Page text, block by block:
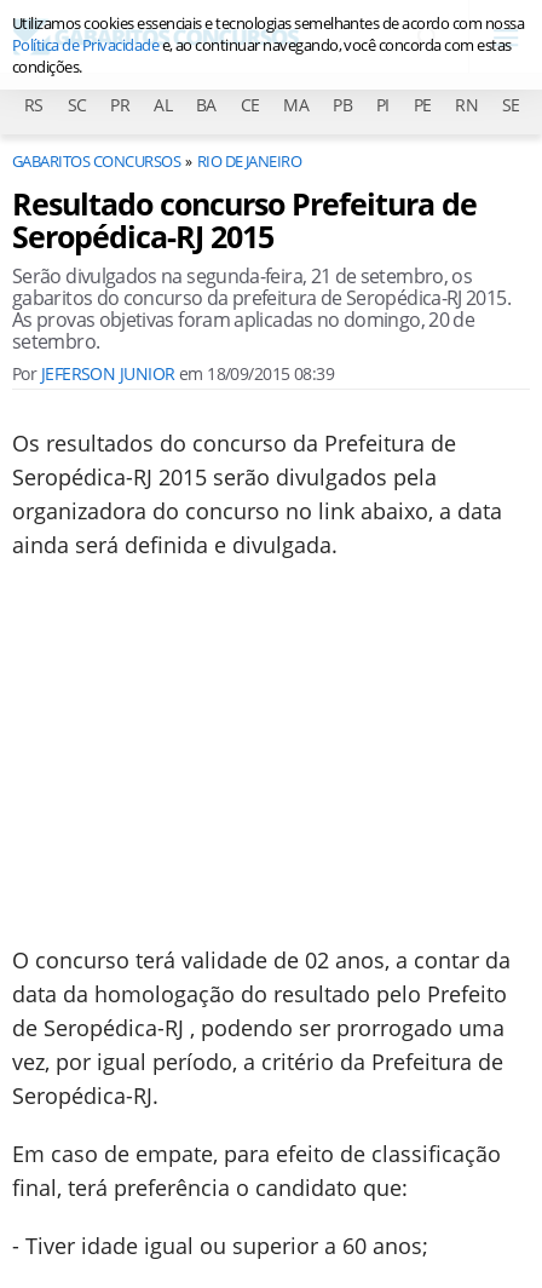
RS SC PR AL BA CE MA PB PI PE RN SE
GABARITOS CONCURSOS RIO DE JANEIRO
Resultado concurso Prefeitura de
Seropédica-RJ 2015
Serão divulgados na segunda-feira, 21 de setembro, os
gabaritos do concurso da prefeitura de Seropédica-RJ 2015.
As provas objetivas foram aplicadas no domingo, 20 de
setembro.
Por JEFERSON JUNIORem 18/09/2015 08:39
Os resultados do concurso da Prefeitura de
Seropédica-RJ 2015 serão divulgados pela
organizadora do concurso no link abaixo, a data
ainda será definida e divulgada.
O concurso terá validade de 02 anos, a contar da
data da homologação do resultado pelo Prefeito
de Seropédica-RJ , podendo ser prorrogado uma
vez, por igual período, a critério da Prefeitura de
Seropédica-RJ.
Em caso de empate, para efeito de classificação
final, terá preferência o candidato que:
- Tiver idade igual ou superior a 60 anos;
Utilizamos cookies essenciais e tecnologias semelhantes de acordo com nossa
Política de Privacidadee, ao continuar navegando, você concorda com estas
condições.